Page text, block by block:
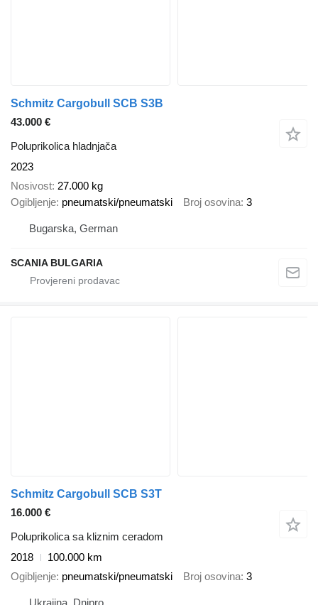
Schmitz Cargobull SCB S3B
43.000 €
Poluprikolica hladnjača
2023
Nosivost 27.000 kg
Ogibljenje pneumatski/pneumatski Broj osovina 3
Bugarska, German
SCANIA BULGARIA
Schmitz Cargobull SCB S3T
16.000 €
Poluprikolica sa kliznim ceradom
2018
100.000 km
Ogibljenje pneumatski/pneumatski Broj osovina 3
Ukrajina, Dnipro